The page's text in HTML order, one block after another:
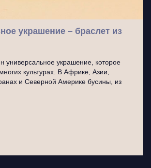
украшение – браслет из
универсальное украшение, которое
культурах. В Африке, Азии,
и Северной Америке бусины, из